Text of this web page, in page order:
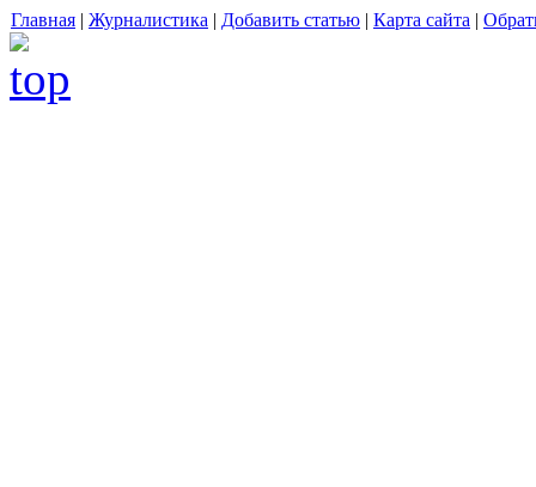
Главная | Журналистика | Добавить статью | Карта сайта |